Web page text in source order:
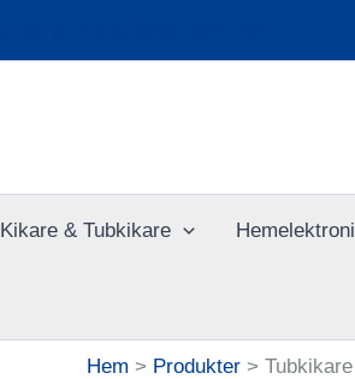
Kikare & Tubkikare
Hem Produkter